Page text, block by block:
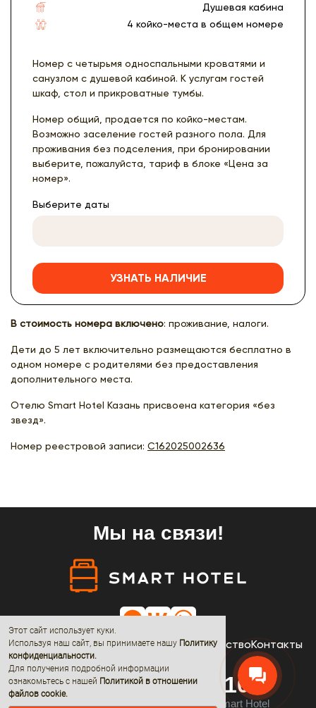
Душевая кабина
4 койко-места в общем номере
Номер с четырьмя односпальными кроватями и
санузлом с душевой кабиной. К услугам гостей
шкаф, стол и прикроватные тумбы.
Номер общий, продается по койко-местам.
Возможно заселение гостей разного пола. Для
проживания без подселения, при бронировании
выберите, пожалуйста, тариф в блоке «Цена за
номер».
Выберите даты
УЗНАТЬ НАЛИЧИЕ
В стоимость номера включено: проживание, налоги.
Дети до 5 лет включительно размещаются бесплатно в
одном номере с родителями без предоставления
дополнительного места.
Отелю Smart Hotel Казань присвоена категория «без
звезд».
Номер реестровой записи: С162025002636
Этот сайт использует куки.
Используя наш сайт, вы принимаете нашу Политику
конфиденциальности.
Для получения подробной информации
ознакомьтесь с нашей Политикой в отношении
файлов cookie.
Мы на связи!
ОтелиАкцииНовостиО насСотрудничествоКонтакты
8 (800) 600-68-10
© 2019 - 2026 All rights reserved by Smart Hotel